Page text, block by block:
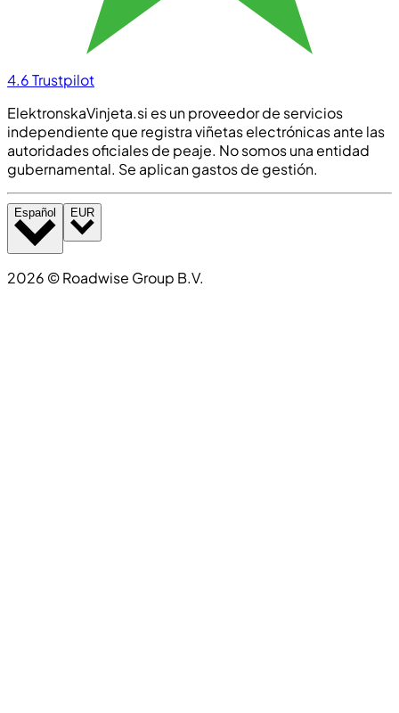
4.6Trustpilot
ElektronskaVinjeta.si es un proveedor de servicios
independiente que registra viñetas electrónicas ante las
autoridades oficiales de peaje. No somos una entidad
gubernamental. Se aplican gastos de gestión.
Español EUR
2026 ©Roadwise Group B.V.